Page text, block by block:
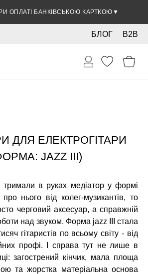
ОПЛАТІ БАНКІВСЬКОЮ КАРТКОЮ ▼
B2B
БЛОГ
ДЛЯ ЕЛЕКТРОГІТАРИ
JAZZ III)
в руках медіатор у формі
нього від колег-музикантів, то
черговий аксесуар, а справжній
над звуком. Форма jazz III стала
гітаристів по всьому світу - від
профі. І справа тут не лише в
загострений кінчик, мала площа
та жорстка матеріальна основа